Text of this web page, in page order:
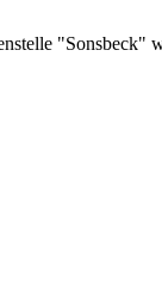
"Sonsbeck"